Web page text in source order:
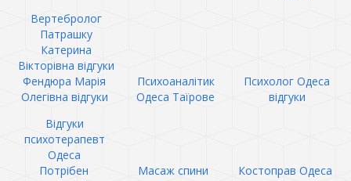
Вертебролог
Патрашку
Катерина
Вікторівна відгуки
Фендюра Марія
Олегівна відгуки
Психоаналітик
Одеса Таїрове
Психолог Одеса
відгуки
Відгуки
психотерапевт
Одеса
Потрібен
Масаж спини
Костоправ Одеса